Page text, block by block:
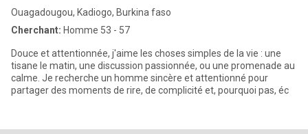
Ouagadougou, Kadiogo, Burkina faso
Cherchant: Homme 53 - 57
Douce et attentionnée, j'aime les choses simples de la vie : une
tisane le matin, une discussion passionnée, ou une promenade au
calme. Je recherche un homme sincère et attentionné pour
partager des moments de rire, de complicité et, pourquoi pas, éc